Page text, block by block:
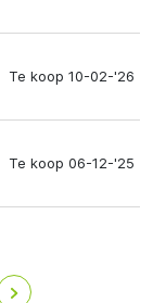
Te koop 10-02-'26
Te koop 06-12-'25